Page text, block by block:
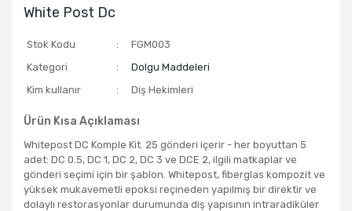
White Post Dc
Stok Kodu
FGM003
Kategori
Dolgu Maddeleri
Kim kullanır
Diş Hekimleri
Ürün Kısa Açıklaması
Whitepost DC Komple Kit. 25 gönderi içerir - her boyuttan 5
adet: DC 0.5, DC 1, DC 2, DC 3 ve DCE 2, ilgili matkaplar ve
gönderi seçimi için bir şablon. Whitepost, fiberglas kompozit ve
yüksek mukavemetli epoksi reçineden yapılmış bir direktir ve
dolaylı restorasyonlar durumunda diş yapısının intraradiküler